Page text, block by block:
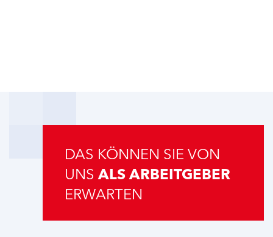
DAS KÖNNEN SIE VON
UNSALS ARBEITGEBER
ERWARTEN